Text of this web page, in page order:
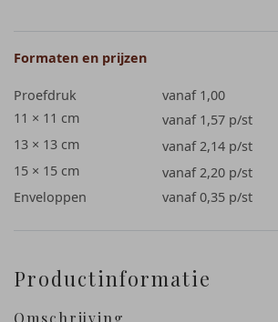
Formaten en prijzen
Proefdruk
vanaf 1,00
11 × 11 cm
vanaf 1,57 p/st
13 × 13 cm
vanaf 2,14 p/st
15 × 15 cm
vanaf 2,20 p/st
Enveloppen
vanaf 0,35 p/st
Productinformatie
Omschrijving